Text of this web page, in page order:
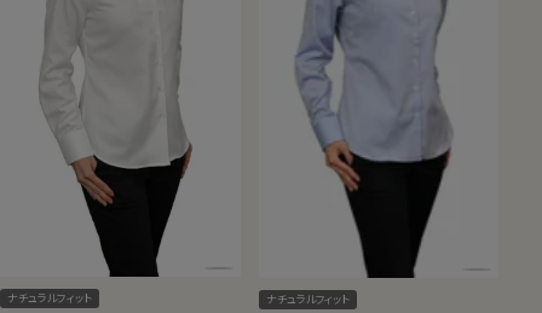
ナチュラルフィット ナチュラルフィット